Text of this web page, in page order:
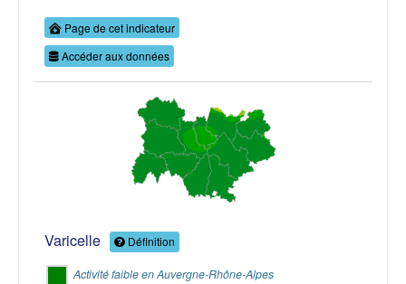
Page de cet indicateur
Accéder aux données
Varicelle Définition
Activité faible en Auvergne-Rhône-Alpes